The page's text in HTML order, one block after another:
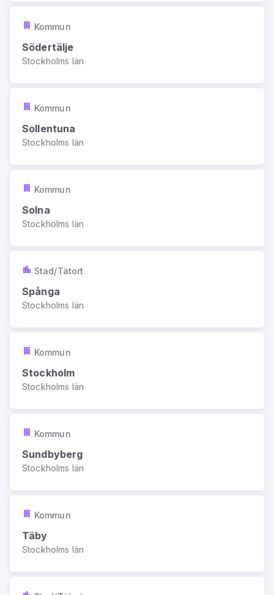
Kommun
Södertälje
Stockholms län
Kommun
Sollentuna
Stockholms län
Kommun
Solna
Stockholms län
Stad/Tätort
Spånga
Stockholms län
Kommun
Stockholm
Stockholms län
Kommun
Sundbyberg
Stockholms län
Kommun
Täby
Stockholms län